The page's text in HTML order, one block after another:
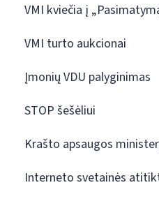
VMI kviečia į
VMI turto aukcionai
Įmonių VDU palyginimas
STOP šešėliui
Krašto apsaugos
Interneto svetainės